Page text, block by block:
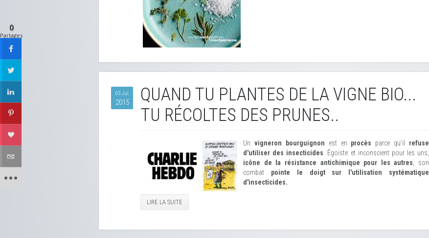
03 Jui
2015
QUAND TU PLANTES DE LA VIGNE BIO...
TU RÉCOLTES DES PRUNES..
Un vigneron bourguignon est en procès parce qu'il refuse
d'utiliser des insecticides . Égoïste et inconscient pour les uns,
icône de la résistance antichimique pour les autres , son
combat pointe le doigt sur l'utilisation systématique
d'insecticides.
LIRE LA SUITE
0
Partages